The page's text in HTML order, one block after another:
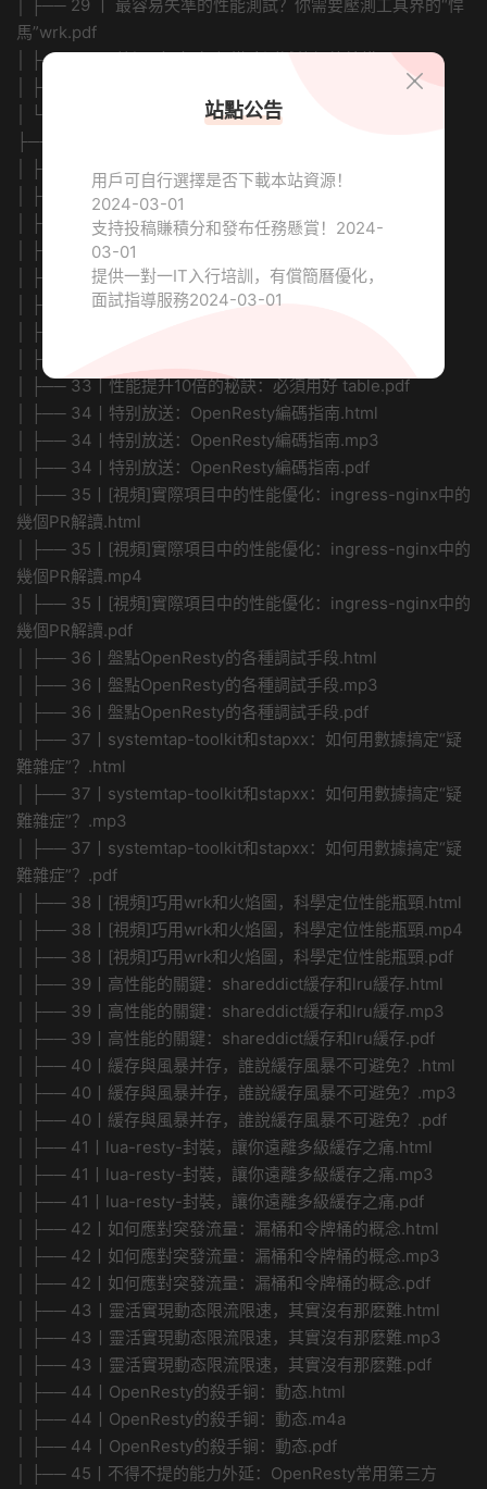
│ ├── 29 丨 最容易失準的性能測試？你需要壓測工具界的“悍
馬”wrk.pdf
│ ├── 30 丨 答疑（三）如何搭建測試的網絡結構？.html
│ ├── 30 丨 答疑（三）如何搭建測試的網絡結構？.mp3
│ └── 30 丨 答疑（三）如何搭建測試的網絡結構？.pdf
├── 05-性能優化篇 (16講)/
│ ├── 31 丨 性能下降10倍的真兇：阻塞函數.html
│ ├── 31 丨 性能下降10倍的真兇：阻塞函數.mp3
│ ├── 31 丨 性能下降10倍的真兇：阻塞函數.pdf
│ ├── 32丨讓人又恨又愛的字符串操作.html
│ ├── 32丨讓人又恨又愛的字符串操作.mp3
│ ├── 32丨讓人又恨又愛的字符串操作.pdf
│ ├── 33丨性能提升10倍的秘訣：必須用好 table.html
│ ├── 33丨性能提升10倍的秘訣：必須用好 table.mp3
│ ├── 33丨性能提升10倍的秘訣：必須用好 table.pdf
│ ├── 34丨特别放送：OpenResty編碼指南.html
│ ├── 34丨特别放送：OpenResty編碼指南.mp3
│ ├── 34丨特别放送：OpenResty編碼指南.pdf
│ ├── 35丨[視頻]實際項目中的性能優化：ingress-nginx中的
幾個PR解讀.html
│ ├── 35丨[視頻]實際項目中的性能優化：ingress-nginx中的
幾個PR解讀.mp4
│ ├── 35丨[視頻]實際項目中的性能優化：ingress-nginx中的
幾個PR解讀.pdf
│ ├── 36丨盤點OpenResty的各種調試手段.html
│ ├── 36丨盤點OpenResty的各種調試手段.mp3
│ ├── 36丨盤點OpenResty的各種調試手段.pdf
│ ├── 37丨systemtap-toolkit和stapxx：如何用數據搞定“疑
難雜症”？.html
│ ├── 37丨systemtap-toolkit和stapxx：如何用數據搞定“疑
難雜症”？.mp3
│ ├── 37丨systemtap-toolkit和stapxx：如何用數據搞定“疑
難雜症”？.pdf
│ ├── 38丨[視頻]巧用wrk和火焰圖，科學定位性能瓶頸.html
│ ├── 38丨[視頻]巧用wrk和火焰圖，科學定位性能瓶頸.mp4
│ ├── 38丨[視頻]巧用wrk和火焰圖，科學定位性能瓶頸.pdf
│ ├── 39丨高性能的關鍵：shareddict緩存和lru緩存.html
│ ├── 39丨高性能的關鍵：shareddict緩存和lru緩存.mp3
│ ├── 39丨高性能的關鍵：shareddict緩存和lru緩存.pdf
│ ├── 40丨緩存與風暴并存，誰說緩存風暴不可避免？.html
│ ├── 40丨緩存與風暴并存，誰說緩存風暴不可避免？.mp3
│ ├── 40丨緩存與風暴并存，誰說緩存風暴不可避免？.pdf
│ ├── 41丨lua-resty-封裝，讓你遠離多級緩存之痛.html
│ ├── 41丨lua-resty-封裝，讓你遠離多級緩存之痛.mp3
│ ├── 41丨lua-resty-封裝，讓你遠離多級緩存之痛.pdf
│ ├── 42丨如何應對突發流量：漏桶和令牌桶的概念.html
│ ├── 42丨如何應對突發流量：漏桶和令牌桶的概念.mp3
│ ├── 42丨如何應對突發流量：漏桶和令牌桶的概念.pdf
│ ├── 43丨靈活實現動态限流限速，其實沒有那麽難.html
│ ├── 43丨靈活實現動态限流限速，其實沒有那麽難.mp3
│ ├── 43丨靈活實現動态限流限速，其實沒有那麽難.pdf
│ ├── 44丨OpenResty的殺手锏：動态.html
│ ├── 44丨OpenResty的殺手锏：動态.m4a
│ ├── 44丨OpenResty的殺手锏：動态.pdf
│ ├── 45丨不得不提的能力外延：OpenResty常用第三方
站點公告
用戶可自行選擇是否下載本站資源！
2024-03-01
支持投稿賺積分和發布任務懸賞！ 2024-
03-01
提供一對一IT入行培訓，有償簡曆優化，
面試指導服務2024-03-01